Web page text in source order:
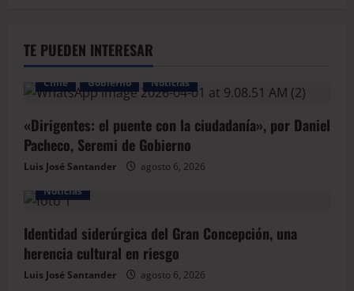
TE PUEDEN INTERESAR
Chile Gobierno Noticias
«Dirigentes: el puente con la ciudadanía», por Daniel
Pacheco, Seremi de Gobierno
Luis José Santander
agosto 6, 2026
Noticias
Identidad siderúrgica del Gran Concepción, una
herencia cultural en riesgo
Luis José Santander
agosto 6, 2026